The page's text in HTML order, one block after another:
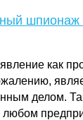
шпионаж
как
делом.
любом